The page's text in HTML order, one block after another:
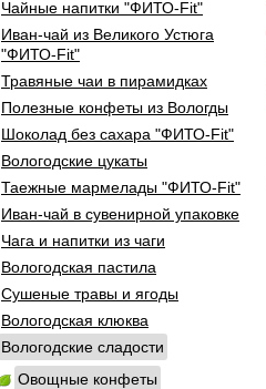
Чайные напитки "ФИТО-Fit"
Иван-чай из Великого Устюга
"ФИТО-Fit"
Травяные чаи в пирамидках
Полезные конфеты из Вологды
Шоколад без сахара "ФИТО-Fit"
Вологодские цукаты
Таежные мармелады "ФИТО-Fit"
Иван-чай в сувенирной упаковке
Чага и напитки из чаги
Вологодская пастила
Сушеные травы и ягоды
Вологодская клюква
Вологодские сладости
Овощные конфеты